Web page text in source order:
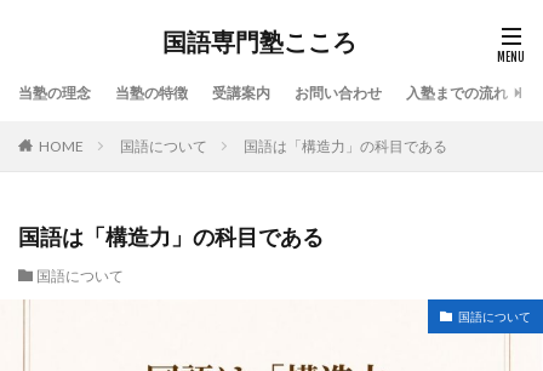
国語専門塾こころ
当塾の理念 当塾の特徴 受講案内 お問い合わせ 入塾までの流れ
HOME 国語について 国語は「構造力」の科目である
国語は「構造力」の科目である
国語について
国語について